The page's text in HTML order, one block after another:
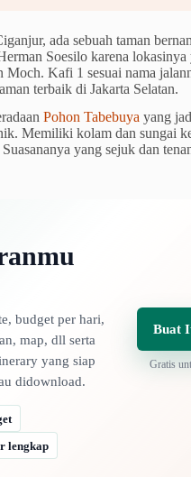
ada sebuah taman
Soesilo karena
Moch. Kafi 1 sesuai nama
terbaik di Jakarta Selatan.
Pohon Tabebuya yang
Memiliki kolam dan sungai
yang sejuk dan
budget per hari,
map, dll serta
yang siap
didownload.
lengkap
Buat
Gratis